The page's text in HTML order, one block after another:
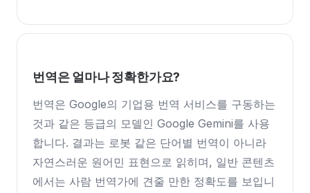
번역은 얼마나 정확한가요?
번역은 Google의 기업용 번역 서비스를 구동하는
것과 같은 등급의 모델인 Google Gemini를 사용
합니다. 결과는 로봇 같은 단어별 번역이 아니라
자연스러운 원어민 표현으로 읽히며, 일반 콘텐츠
에서는 사람 번역가에 견줄 만한 정확도를 보입니